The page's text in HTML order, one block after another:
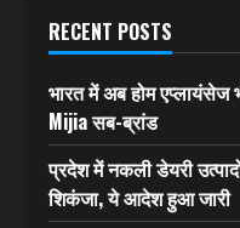
RECENT POSTS
भारत में अब होम एप्लायंसेज
Mijia सब-ब्रांड
प्रदेश में नकली डेयरी
शिकंजा, ये आदेश हुआ जारी